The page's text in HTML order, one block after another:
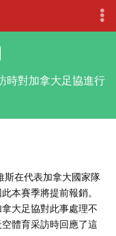
時對加拿大足協進行
斯在代表加拿大國家隊
本賽季將提前報銷。
大足協對此事處理不
體育采訪時回應了這